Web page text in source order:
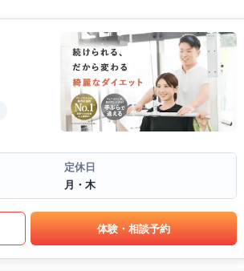
定休日
月・木
体験・相談予約